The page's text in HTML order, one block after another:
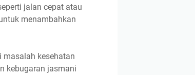
jalan cepat atau
menambahkan
masalah kesehatan
kebugaran jasmani